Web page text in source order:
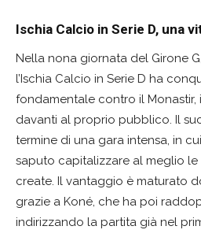
Ischia Calcio in Serie D, una
Nella nona giornata del Girone
l’Ischia Calcio in Serie D ha
fondamentale contro il Monastir,
davanti al proprio pubblico. Il
termine di una gara intensa, in
saputo capitalizzare al meglio
create. Il vantaggio è maturato
grazie a Koné, che ha poi
indirizzando la partita già nel